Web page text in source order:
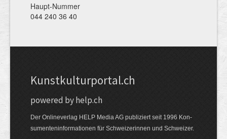
Haupt-Nummer
044 240 36 40
Kunstkulturportal.ch
powered by help.ch
Der Online­verlag HELP Media AG publi­ziert seit 1996 Kon­
su­menten­infor­mationen für Schwei­zerinnen und Schweizer.